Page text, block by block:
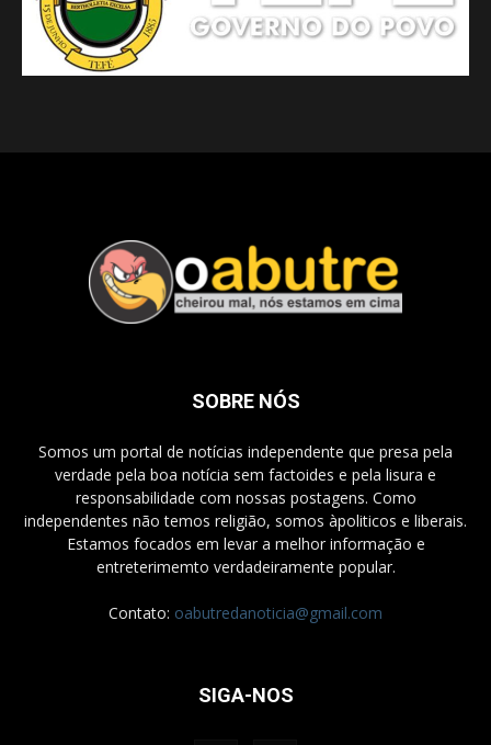
SOBRE NÓS
Somos um portal de notícias independente que presa pela
verdade pela boa notícia sem factoides e pela lisura e
responsabilidade com nossas postagens. Como
independentes não temos religião, somos àpoliticos e liberais.
Estamos focados em levar a melhor informação e
entreterimemto verdadeiramente popular.
Contato: oabutredanoticia@gmail.com
SIGA-NOS